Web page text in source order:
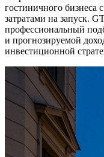
гостиничного
затратами на запуск.
профессиональный
и прогнозируемой
инвестиционной